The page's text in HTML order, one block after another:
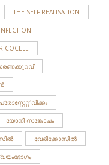
THE SELF REALISATION
പ്രോസ്റ്റേറ്റ് വീക്കം
യോനീ സങ്കോചം
വേരീക്കോസീൽ